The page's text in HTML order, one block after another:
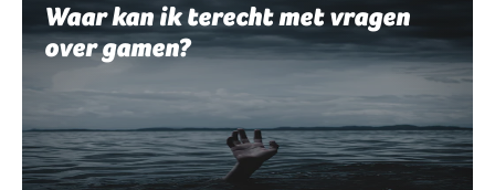
Waar kan ik terecht met vragen
over gamen?